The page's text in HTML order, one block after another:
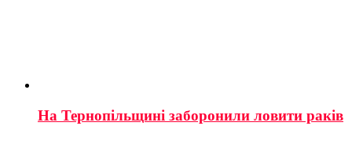
На Тернопільщині заборонили ловити раків